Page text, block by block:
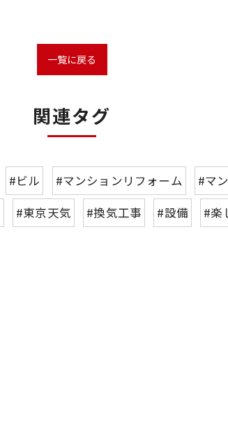
一覧に戻る
関連タグ
#ビル #マンションリフォーム #マ
#東京天気 #換気工事 #設備 #楽